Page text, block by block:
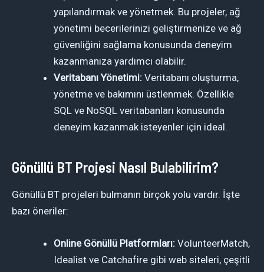
yapılandırmak ve yönetmek. Bu projeler, ağ
yönetimi becerilerinizi geliştirmenize ve ağ
güvenliğini sağlama konusunda deneyim
kazanmanıza yardımcı olabilir.
Veritabanı Yönetimi: Veritabanı oluşturma,
yönetme ve bakımını üstlenmek. Özellikle
SQL ve NoSQL veritabanları konusunda
deneyim kazanmak isteyenler için ideal.
Gönüllü BT Projesi Nasıl Bulabilirim?
Gönüllü BT projeleri bulmanın birçok yolu vardır. İşte
bazı öneriler:
Online Gönüllü Platformları: VolunteerMatch,
Idealist ve Catchafire gibi web siteleri, çeşitli